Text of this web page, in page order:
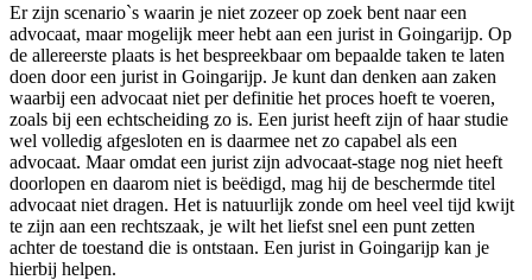
Er zijn scenario`s waarin je niet zozeer op zoek bent naar een
advocaat, maar mogelijk meer hebt aan een jurist in Goingarijp. Op
de allereerste plaats is het bespreekbaar om bepaalde taken te laten
doen door een jurist in Goingarijp. Je kunt dan denken aan zaken
waarbij een advocaat niet per definitie het proces hoeft te voeren,
zoals bij een echtscheiding zo is. Een jurist heeft zijn of haar studie
wel volledig afgesloten en is daarmee net zo capabel als een
advocaat. Maar omdat een jurist zijn advocaat-stage nog niet heeft
doorlopen en daarom niet is beëdigd, mag hij de beschermde titel
advocaat niet dragen. Het is natuurlijk zonde om heel veel tijd kwijt
te zijn aan een rechtszaak, je wilt het liefst snel een punt zetten
achter de toestand die is ontstaan. Een jurist in Goingarijp kan je
hierbij helpen.